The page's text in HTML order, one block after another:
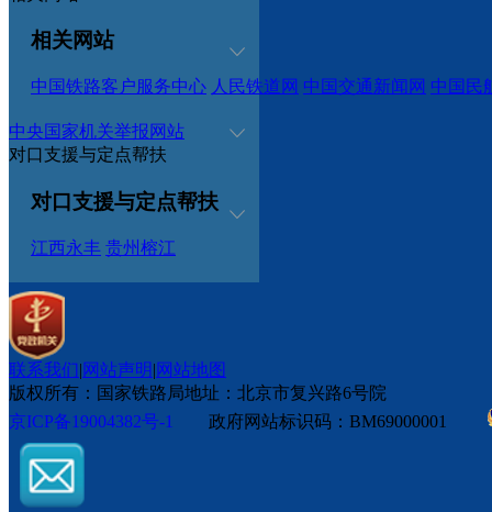
相关网站
中国铁路客户服务中心 人民铁道网 中国交通新闻网 中国民
中央国家机关举报网站
对口支援与定点帮扶
对口支援与定点帮扶
江西永丰 贵州榕江
联系我们|网站声明|网站地图
版权所有：国家铁路局地址：北京市复兴路6号院
京ICP备19004382号-1
政府网站标识码：BM69000001